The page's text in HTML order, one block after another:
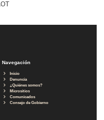
Navegación
Inicio
Denuncia
¿Quiénes somos?
Micrositios
Comunicados
Consejo de Gobierno